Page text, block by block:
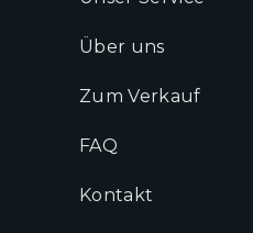
Über uns
Zum Verkauf
FAQ
Kontakt